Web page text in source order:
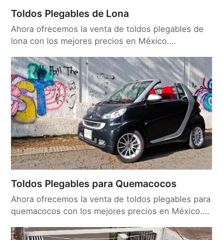
Toldos Plegables de Lona
Ahora ofrecemos la venta de toldos plegables de
lona con los mejores precios en México.…
Toldos Plegables para Quemacocos
Ahora ofrecemos la venta de toldos plegables para
quemacocos con los mejores precios en México.…